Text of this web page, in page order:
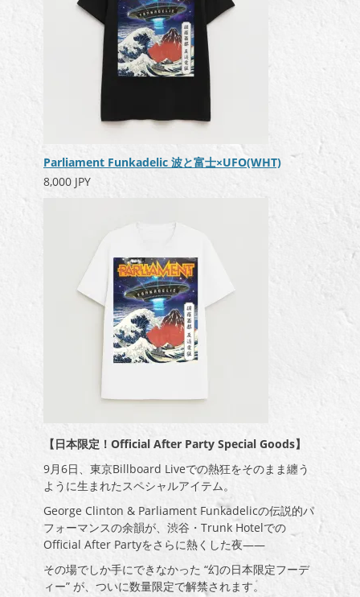
Parliament Funkadelic 波と富士×UFO(WHT)
8,000 JPY
【日本限定！Official After Party Special Goods】
9月6日、東京Billboard Liveでの熱狂をそのまま纏う
ように生まれたスペシャルアイテム。
George Clinton & Parliament Funkadelicの伝説的パ
フォーマンスの余韻が、渋谷・Trunk Hotelでの
Official After Partyをさらに熱くした夜――
その場でしか手にできなかった “幻の日本限定フーデ
ィー” が、ついに数量限定で解禁されます。